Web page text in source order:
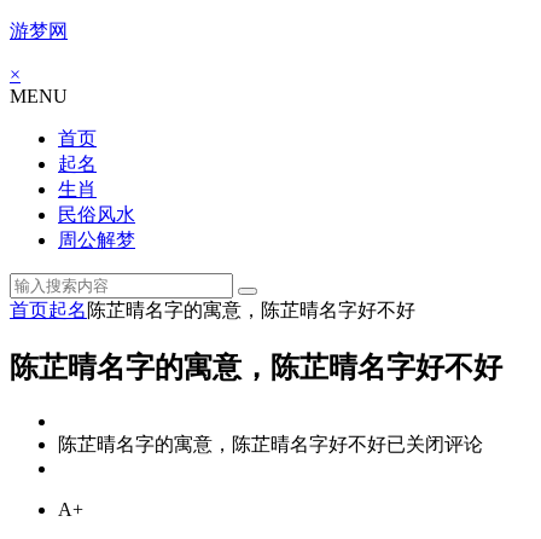
游梦网
×
MENU
首页
起名
生肖
民俗风水
周公解梦
首页起名 陈芷晴名字的寓意，陈芷晴名字好不好
陈芷晴名字的寓意，陈芷晴名字好不好
陈芷晴名字的寓意，陈芷晴名字好不好已关闭评论
A+